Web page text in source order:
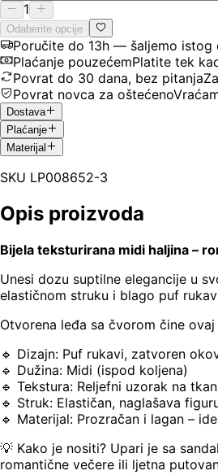
1
Odaberite opcije
Poručite do 13h — šaljemo istog
Plaćanje pouzećemPlatite tek
Povrat do 30 dana, bez pitanja
Povrat novca za oštećeno
Dostava
Plaćanje
Materijal
SKU LP008652-3
Opis proizvoda
Bijela teksturirana midi haljina –
Unesi dozu suptilne elegancije u
elastičnom struku i blago puf
Otvorena leđa sa čvorom čine
🔹 Dizajn: Puf rukavi, zatvoren
🔹 Dužina: Midi (ispod koljena)
🔹 Tekstura: Reljefni uzorak na
🔹 Struk: Elastičan, naglašava
🔹 Materijal: Prozračan i lagan –
💡 Kako je nositi? Upari je sa
romantične večere ili ljetna